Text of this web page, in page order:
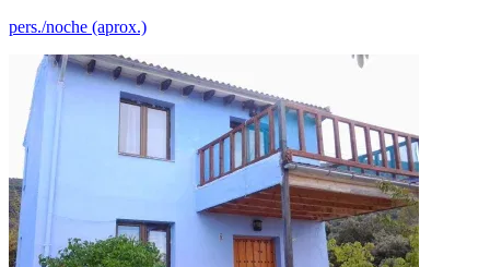
pers./noche (aprox.)